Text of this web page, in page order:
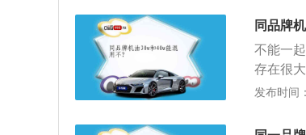
当增加
可选择
油膜韧
产生积
情况，
进入缸
密封不
低，致
然吸气
环境更
成机油。
同品牌
不能一
存在很
于机油
加错油
发布时间